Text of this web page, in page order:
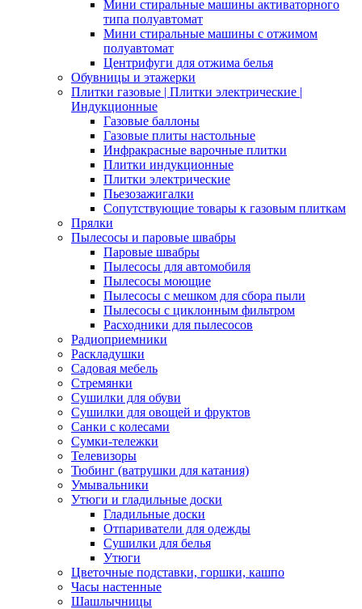
Мини стиральные машины активаторного
типа полуавтомат
Мини стиральные машины с отжимом
полуавтомат
Центрифуги для отжима белья
Обувницы и этажерки
Плитки газовые | Плитки электрические |
Индукционные
Газовые баллоны
Газовые плиты настольные
Инфракрасные варочные плитки
Плитки индукционные
Плитки электрические
Пьезозажигалки
Сопутствующие товары к газовым плиткам
Прялки
Пылесосы и паровые швабры
Паровые швабры
Пылесосы для автомобиля
Пылесосы моющие
Пылесосы с мешком для сбора пыли
Пылесосы с циклонным фильтром
Расходники для пылесосов
Радиоприемники
Раскладушки
Садовая мебель
Стремянки
Сушилки для обуви
Сушилки для овощей и фруктов
Санки с колесами
Сумки-тележки
Телевизоры
Тюбинг (ватрушки для катания)
Умывальники
Утюги и гладильные доски
Гладильные доски
Отпариватели для одежды
Сушилки для белья
Утюги
Цветочные подставки, горшки, кашпо
Часы настенные
Шашлычницы